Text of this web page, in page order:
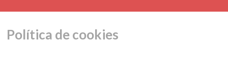
Política de cookies